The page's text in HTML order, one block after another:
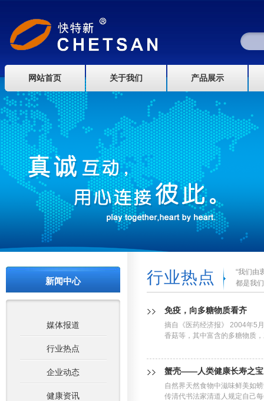
网站首页 关于我们 产品展示
新闻中心
媒体报道
行业热点
企业动态
健康资讯
行业热点
“我们由
都是我
免疫，向多糖物质看齐
摘自《医药经济报》 2004年5
香菇等，其中富含的多糖物质
蟹壳——人类健康长寿之宝
自然界天然食物中滋味鲜美如
传清代书法家清道人规定自己